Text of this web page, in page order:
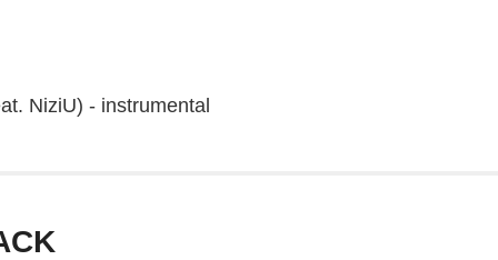
NiziU) - instrumental